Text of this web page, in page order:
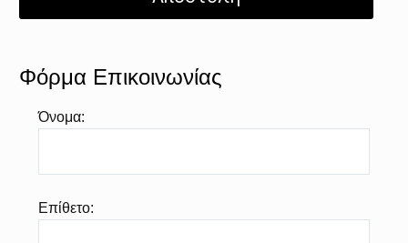
Φόρμα Επικοινωνίας
Όνομα:
Επίθετο: